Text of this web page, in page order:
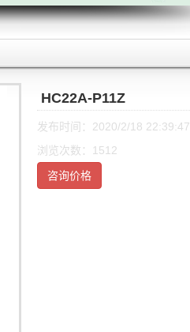
HC22A-P11Z
发布时间：2020/2/18 22:39:47
浏览次数：1512
咨询价格